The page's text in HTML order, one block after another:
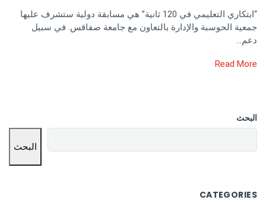
“ابتكاري التعليمي في 120 ثانية” هي مسابقة دولية ستشرف عليها
جمعية الحوسبة والإدارة بالتعاون مع جامعة صفاقس. في سبيل
دعم…
Read More
البحث
البحث
CATEGORIES